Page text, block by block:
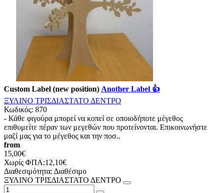
Custom Label (new position) Another Label 👍
ΞΥΛΙΝΟ ΤΡΙΣΔΙΑΣΤΑΤΟ ΔΕΝΤΡΟ
Κωδικός: 870
- Κάθε φιγούρα μπορεί να κοπεί σε οποιοδήποτε μέγεθος
επιθυμείτε πέραν των μεγεθών που προτείνονται. Επικοινωνήστε
μαζί μας για το μέγεθος και την ποσ..
from
15,00€
Χωρίς ΦΠΑ:12,10€
Διαθεσιμότητα: Διαθέσιμο
ΞΥΛΙΝΟ ΤΡΙΣΔΙΑΣΤΑΤΟ ΔΕΝΤΡΟ